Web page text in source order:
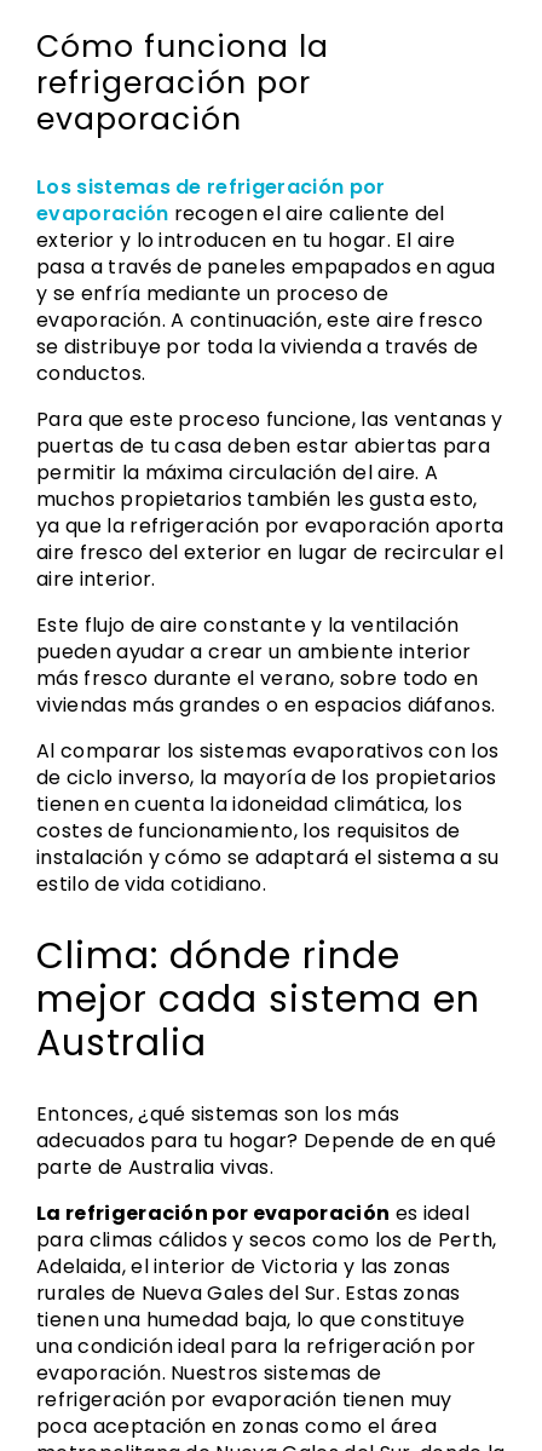
Cómo funciona la
refrigeración por
evaporación
Los sistemas de refrigeración por
evaporación recogen el aire caliente del
exterior y lo introducen en tu hogar. El aire
pasa a través de paneles empapados en agua
y se enfría mediante un proceso de
evaporación. A continuación, este aire fresco
se distribuye por toda la vivienda a través de
conductos.
Para que este proceso funcione, las ventanas y
puertas de tu casa deben estar abiertas para
permitir la máxima circulación del aire. A
muchos propietarios también les gusta esto,
ya que la refrigeración por evaporación aporta
aire fresco del exterior en lugar de recircular el
aire interior.
Este flujo de aire constante y la ventilación
pueden ayudar a crear un ambiente interior
más fresco durante el verano, sobre todo en
viviendas más grandes o en espacios diáfanos.
Al comparar los sistemas evaporativos con los
de ciclo inverso, la mayoría de los propietarios
tienen en cuenta la idoneidad climática, los
costes de funcionamiento, los requisitos de
instalación y cómo se adaptará el sistema a su
estilo de vida cotidiano.
Clima: dónde rinde
mejor cada sistema en
Australia
Entonces, ¿qué sistemas son los más
adecuados para tu hogar? Depende de en qué
parte de Australia vivas.
La refrigeración por evaporación es ideal
para climas cálidos y secos como los de Perth,
Adelaida, el interior de Victoria y las zonas
rurales de Nueva Gales del Sur. Estas zonas
tienen una humedad baja, lo que constituye
una condición ideal para la refrigeración por
evaporación. Nuestros sistemas de
refrigeración por evaporación tienen muy
poca aceptación en zonas como el área